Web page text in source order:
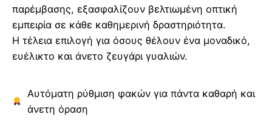
παρέμβασης, εξασφαλίζουν βελτιωμένη οπτική
εμπειρία σε κάθε καθημερινή δραστηριότητα.
Η τέλεια επιλογή για όσους θέλουν ένα μοναδικό,
ευέλικτο και άνετο ζευγάρι γυαλιών.
Αυτόματη ρύθμιση φακών για πάντα καθαρή και
άνετη όραση